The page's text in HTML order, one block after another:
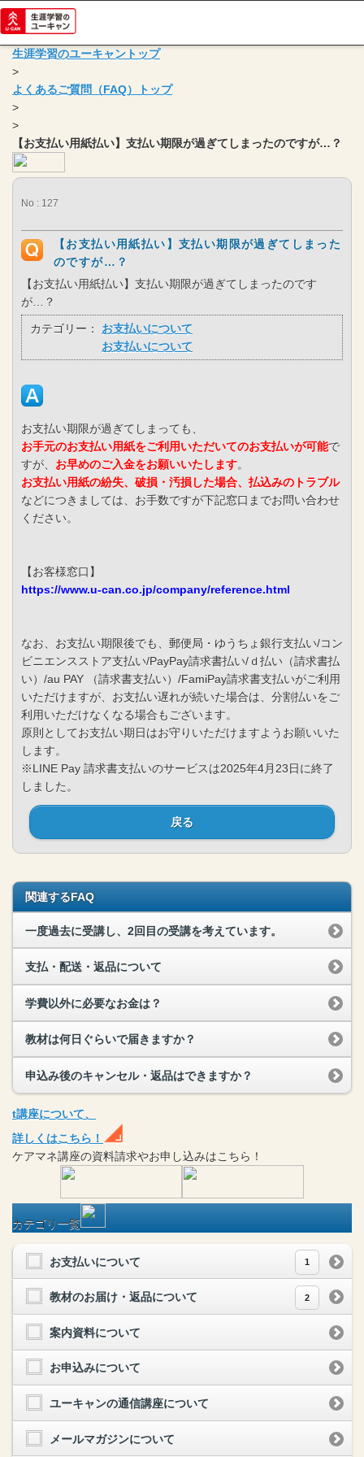
生涯学習のユーキャントップ
>
よくあるご質問（FAQ）トップ
>
>
【お支払い用紙払い】支払い期限が過ぎてしまったのですが…？
No : 127
【お支払い用紙払い】支払い期限が過ぎてしまった
のですが…？
【お支払い用紙払い】支払い期限が過ぎてしまったのです
が…？
カテゴリー：
お支払いについて
お支払いについて
お支払い期限が過ぎてしまっても、
お手元のお支払い用紙をご利用いただいてのお支払いが可能で
すが、 お早めのご入金をお願いいたします。
お支払い用紙の紛失、破損・汚損した場合、払込みのトラブル
などにつきましては、お手数ですが下記窓口までお問い合わせ
ください。
【お客様窓口】
https://www.u-can.co.jp/company/reference.html
なお、お支払い期限後でも、郵便局・ゆうちょ銀行支払い/コン
ビニエンスストア支払い/PayPay請求書払い/ｄ払い（請求書払
い）/au PAY （請求書支払い）/FamiPay請求書支払いがご利用
いただけますが、お支払い遅れが続いた場合は、分割払いをご
利用いただけなくなる場合もございます。
原則としてお支払い期日はお守りいただけますようお願いいた
します。
※LINE Pay 請求書支払いのサービスは2025年4月23日に終了
しました。
戻る
関連するFAQ
一度過去に受講し、2回目の受講を考えています。
支払・配送・返品について
学費以外に必要なお金は？
教材は何日ぐらいで届きますか？
申込み後のキャンセル・返品はできますか？
t講座について、
詳しくはこちら！
ケアマネ講座の資料請求やお申し込みはこちら！
カテゴリ一覧
お支払いについて 1
教材のお届け・返品について 2
案内資料について
お申込みについて
ユーキャンの通信講座について
メールマガジンについて